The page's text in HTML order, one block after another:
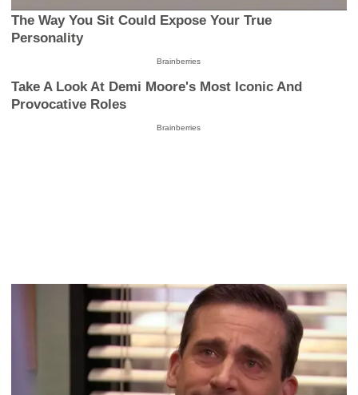
The Way You Sit Could Expose Your True
Personality
Brainberries
Take A Look At Demi Moore's Most Iconic And
Provocative Roles
Brainberries